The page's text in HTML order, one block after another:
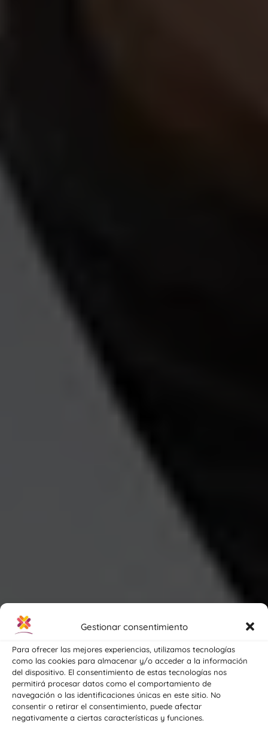
Gestionar consentimiento
Para ofrecer las mejores experiencias, utilizamos tecnologías
como las cookies para almacenar y/o acceder a la información
del dispositivo. El consentimiento de estas tecnologías nos
permitirá procesar datos como el comportamiento de
navegación o las identificaciones únicas en este sitio. No
consentir o retirar el consentimiento, puede afectar
negativamente a ciertas características y funciones.
Professional
Training Center in